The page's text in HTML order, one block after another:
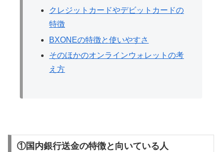
クレジットカードやデビットカードの
特徴
BXONEの特徴と使いやすさ
そのほかのオンラインウォレットの考
え方
①国内銀行送金の特徴と向いている人